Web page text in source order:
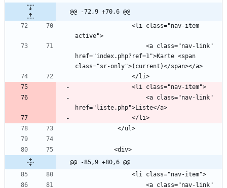
@@ -72,9 +70,6 @@
href="index.php?ref=1">Karte <span
@@ -85,9 +80,6 @@